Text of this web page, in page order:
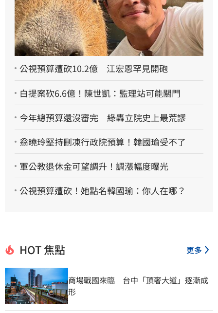
公視預算遭砍10.2億 江宏恩罕見開砲
白提案砍6.6億！陳世凱：監理站可能關門
今年總預算還沒審完 綠轟立院史上最荒謬
翁曉玲堅持刪凍行政院預算！韓國瑜受不了
軍公教退休金可望調升！調漲幅度曝光
公視預算遭砍！她點名韓國瑜：你人在哪？
HOT 焦點 更多
商場戰國來臨　台中「頂奢大道」逐漸成
形